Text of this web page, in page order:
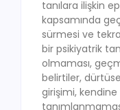
tanılara ilişkin
kapsamında
sürmesi ve
bir psikiyatrik
olmaması,
belirtiler,
girişimi,